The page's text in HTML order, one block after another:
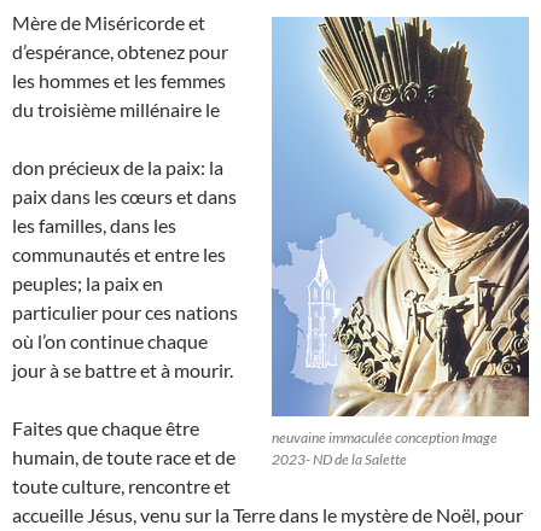
neuvaine immaculée conception Image
2023- ND de la Salette
Mère de Miséricorde et
d’espérance, obtenez pour
les hommes et les femmes
du troisième millénaire le
don précieux de la paix: la
paix dans les cœurs et dans
les familles, dans les
communautés et entre les
peuples; la paix en
particulier pour ces nations
où l’on continue chaque
jour à se battre et à mourir.
Faites que chaque être
humain, de toute race et de
toute culture, rencontre et
accueille Jésus, venu sur la Terre dans le mystère de Noël, pour